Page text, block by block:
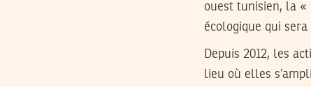
ouest tunisien, la «
écologique qui
Depuis 2012, les
lieu où elles